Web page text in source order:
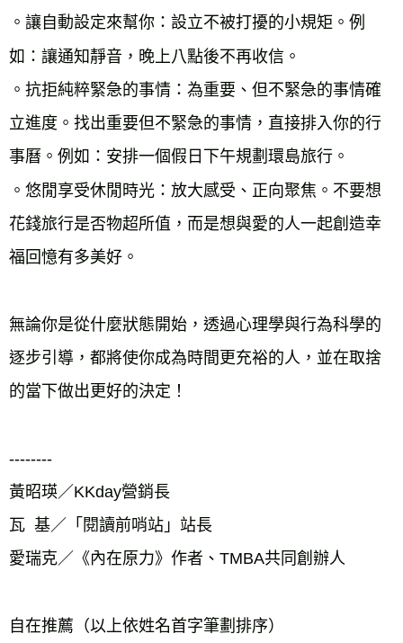
。讓自動設定來幫你：設立不被打擾的小規矩。例
如：讓通知靜音，晚上八點後不再收信。
。抗拒純粹緊急的事情：為重要、但不緊急的事情確
立進度。找出重要但不緊急的事情，直接排入你的行
事曆。例如：安排一個假日下午規劃環島旅行。
。悠閒享受休閒時光：放大感受、正向聚焦。不要想
花錢旅行是否物超所值，而是想與愛的人一起創造幸
福回憶有多美好。
無論你是從什麼狀態開始，透過心理學與行為科學的
逐步引導，都將使你成為時間更充裕的人，並在取捨
的當下做出更好的決定！
--------
黃昭瑛／KKday營銷長
瓦  基／「閱讀前哨站」站長
愛瑞克／《內在原力》作者、TMBA共同創辦人